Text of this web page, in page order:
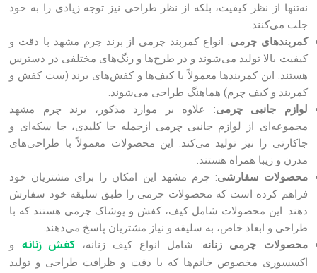
نه‌تنها از نظر کیفیت، بلکه از نظر طراحی نیز توجه زیادی را به خود
جلب می‌کنند.
کمربندهای چرمی: انواع کمربند چرمی از برند چرم مشهد با دقت و
کیفیت بالا تولید می‌شوند و در طرح‌ها و رنگ‌های مختلفی در دسترس
هستند. این کمربندها معمولاً با کیف‌ها و کفش‌های برند (ست کفش و
کمربند و کیف چرم) هماهنگ طراحی می‌شوند.
لوازم جانبی چرمی: علاوه بر موارد مذکور، برند چرم مشهد
مجموعه‌ای از لوازم جانبی چرمی ازجمله جا کلیدی‌، جا سکه‌ای‌ و
جاکارتی را نیز تولید می‌کند. این محصولات معمولاً با طراحی‌های
مدرن و زیبا همراه هستند.
محصولات سفارشی: چرم مشهد این امکان را برای مشتریان خود
فراهم کرده است که محصولات چرمی را طبق سلیقه خود سفارش
دهند. این محصولات شامل کیف، کفش و پوشاک چرمی هستند که با
طراحی و ابعاد خاص، به سلیقه و نیاز مشتریان پاسخ می‌دهند.
محصولات چرمی زنانه: شامل انواع کیف‌ زنانه،کفش‌ زنانه و
اکسسوری‌ مخصوص خانم‌ها که با دقت و ظرافت طراحی و تولید